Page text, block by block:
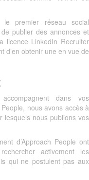
premier réseau social
publier des annonces et
licence LinkedIn Recruiter
d’en obtenir une en vue de
dans vos
nous avons accès à
lesquels nous publions vos
d’Approach People ont
activement les
qui ne postulent pas aux